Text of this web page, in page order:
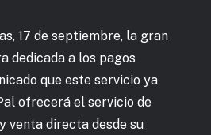
17 de septiembre, la gran
dedicada a los pagos
que este servicio ya
ofrecerá el servicio de
venta directa desde su